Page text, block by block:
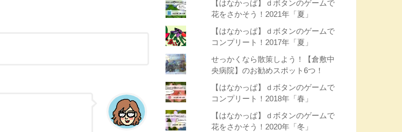
【はなかっぱ】ｄボタンのゲームで
花をさかそう！2021年「夏」
【はなかっぱ】ｄボタンのゲームで
コンプリート！2017年「夏」
せっかくなら散策しよう！【倉敷中
央病院】のお勧めスポット6つ！
【はなかっぱ】ｄボタンのゲームで
コンプリート！2018年「春」
【はなかっぱ】ｄボタンのゲームで
花をさかそう！2020年「冬」